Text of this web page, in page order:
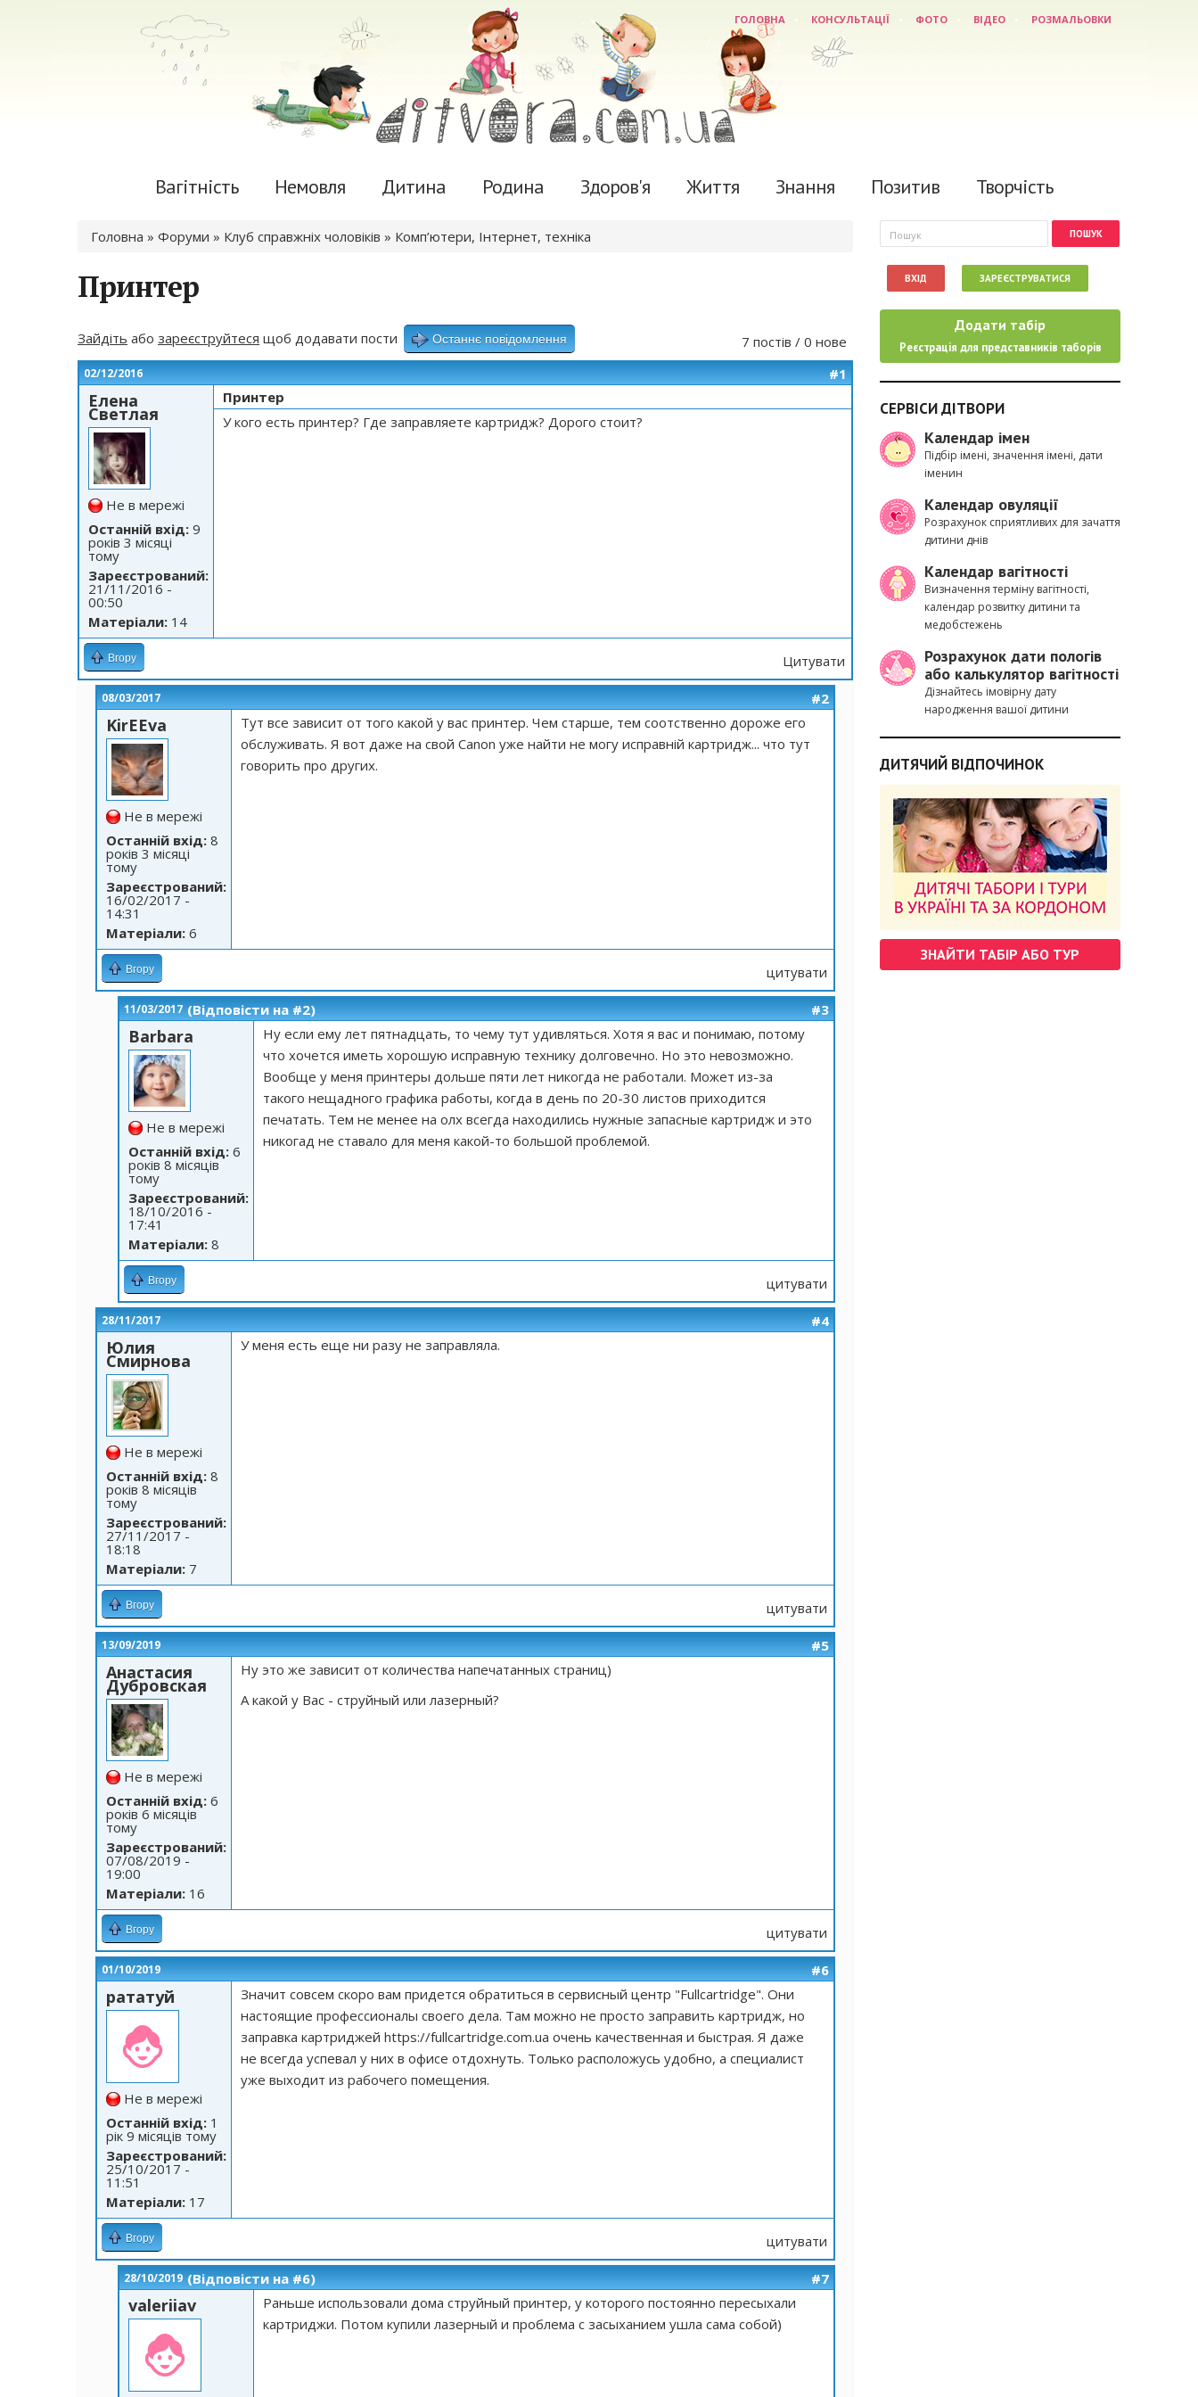
ГОЛОВНА КОНСУЛЬТАЦІЇ ФОТО ВІДЕО РОЗМАЛЬОВКИ
Вагітність Немовля Дитина Родина Здоров'я Життя Знання Позитив Творчість
Ви є тут
Головна » Форуми » Клуб справжніх чоловіків » Комп’ютери, Інтернет, техніка
Принтер
7 постів / 0 нове
Зайдіть або зареєструйтеся щоб додавати пости Останнє повідомлення
02/12/2016 #1
Елена
Светлая
Не в мережі
Останній вхід: 9
років 3 місяці
тому
Зареєстрований:
21/11/2016 -
00:50
Матеріали: 14
Принтер
У кого есть принтер? Где заправляете картридж? Дорого стоит?
Вгору Цитувати
08/03/2017 #2
KirEEva
Не в мережі
Останній вхід: 8
років 3 місяці
тому
Зареєстрований:
16/02/2017 -
14:31
Матеріали: 6
Тут все зависит от того какой у вас принтер. Чем старше, тем соотственно дороже его
обслуживать. Я вот даже на свой Canon уже найти не могу исправній картридж... что тут
говорить про других.
Вгору цитувати
11/03/2017 (Відповісти на #2) #3
Barbara
Не в мережі
Останній вхід: 6
років 8 місяців
тому
Зареєстрований:
18/10/2016 -
17:41
Матеріали: 8
Ну если ему лет пятнадцать, то чему тут удивляться. Хотя я вас и понимаю, потому
что хочется иметь хорошую исправную технику долговечно. Но это невозможно.
Вообще у меня принтеры дольше пяти лет никогда не работали. Может из-за
такого нещадного графика работы, когда в день по 20-30 листов приходится
печатать. Тем не менее на олх всегда находились нужные запасные картридж и это
никогад не ставало для меня какой-то большой проблемой.
Вгору цитувати
28/11/2017 #4
Юлия
Смирнова
Не в мережі
Останній вхід: 8
років 8 місяців
тому
Зареєстрований:
27/11/2017 -
18:18
Матеріали: 7
У меня есть еще ни разу не заправляла.
Вгору цитувати
13/09/2019 #5
Анастасия
Дубровская
Не в мережі
Останній вхід: 6
років 6 місяців
тому
Зареєстрований:
07/08/2019 -
19:00
Матеріали: 16
Ну это же зависит от количества напечатанных страниц)
А какой у Вас - струйный или лазерный?
Вгору цитувати
01/10/2019 #6
рататуй
Не в мережі
Останній вхід: 1
рік 9 місяців тому
Зареєстрований:
25/10/2017 -
11:51
Матеріали: 17
Значит совсем скоро вам придется обратиться в сервисный центр "Fullcartridge". Они
настоящие профессионалы своего дела. Там можно не просто заправить картридж, но
заправка картриджей https://fullcartridge.com.ua очень качественная и быстрая. Я даже
не всегда успевал у них в офисе отдохнуть. Только расположусь удобно, а специалист
уже выходит из рабочего помещения.
Вгору цитувати
28/10/2019 (Відповісти на #6) #7
valeriiav
Раньше использовали дома струйный принтер, у которого постоянно пересыхали
картриджи. Потом купили лазерный и проблема с засыханием ушла сама собой)
Пошукова форма
Пошук
ВХІД ЗАРЕЄСТРУВАТИСЯ
Додати табір
Реєстрація для представників таборів
СЕРВІСИ ДІТВОРИ
Календар імен
Підбір імені, значення імені, дати
іменин
Календар овуляції
Розрахунок сприятливих для зачаття
дитини днів
Календар вагітності
Визначення терміну вагітності,
календар розвитку дитини та
медобстежень
Розрахунок дати пологів
або калькулятор вагітності
Дізнайтесь імовірну дату
народження вашої дитини
ДИТЯЧИЙ ВІДПОЧИНОК
ЗНАЙТИ ТАБІР АБО ТУР